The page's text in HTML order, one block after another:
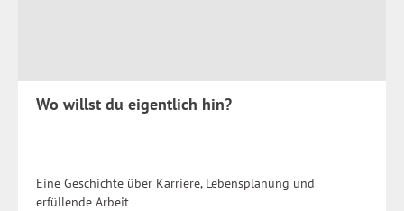
Wo willst du eigentlich hin?
Eine Geschichte über Karriere, Lebensplanung und
erfüllende Arbeit